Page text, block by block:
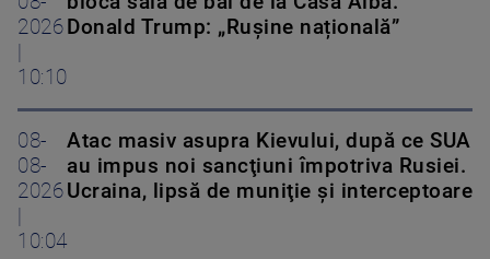
2026
10:10
Donald Trump: „Rușine națională”
08-
08-
2026
10:04
Atac masiv asupra Kievului, după ce SUA
au impus noi sancţiuni împotriva Rusiei.
Ucraina, lipsă de muniţie şi interceptoare